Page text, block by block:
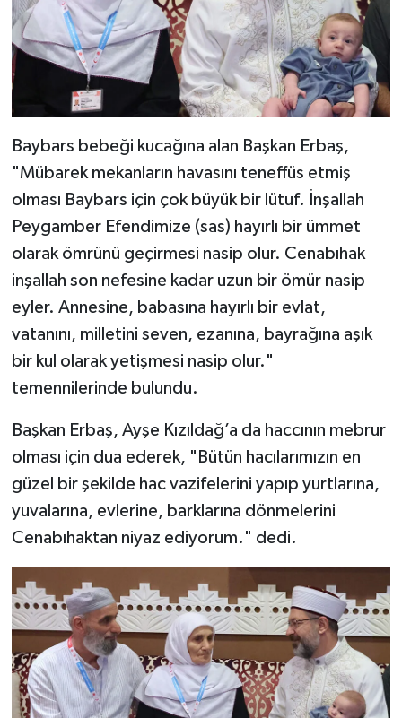
Baybars bebeği kucağına alan Başkan Erbaş,
"Mübarek mekanların havasını teneffüs etmiş
olması Baybars için çok büyük bir lütuf. İnşallah
Peygamber Efendimize (sas) hayırlı bir ümmet
olarak ömrünü geçirmesi nasip olur. Cenabıhak
inşallah son nefesine kadar uzun bir ömür nasip
eyler. Annesine, babasına hayırlı bir evlat,
vatanını, milletini seven, ezanına, bayrağına aşık
bir kul olarak yetişmesi nasip olur."
temennilerinde bulundu.
Başkan Erbaş, Ayşe Kızıldağ’a da haccının mebrur
olması için dua ederek, "Bütün hacılarımızın en
güzel bir şekilde hac vazifelerini yapıp yurtlarına,
yuvalarına, evlerine, barklarına dönmelerini
Cenabıhaktan niyaz ediyorum." dedi.
Çankırı Müftülüğü
Çorum Müftülüğü
Diyarbakır Müftülüğü
Düzce Müftülüğü
Edirne Müftülüğü
Elazığ Müftülüğü
Erzincan Müftülüğü
Eskişehir Müftülüğü
Giresun Müftülüğü
Gümüşhane Müftülüğü
Hakkari Müftülüğü
Hatay Müftülüğü
Bilim, Teknoloji
Biyografiler
İhtida Haberleri
YAŞAM